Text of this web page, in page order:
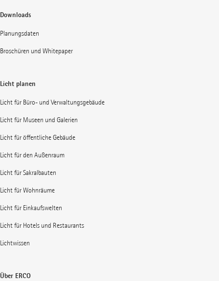
Downloads
Planungsdaten
Broschüren und Whitepaper
Licht planen
Licht für Büro- und Verwaltungsgebäude
Licht für Museen und Galerien
Licht für öffentliche Gebäude
Licht für den Außenraum
Licht für Sakralbauten
Licht für Wohnräume
Licht für Einkaufswelten
Licht für Hotels und Restaurants
Lichtwissen
Über ERCO